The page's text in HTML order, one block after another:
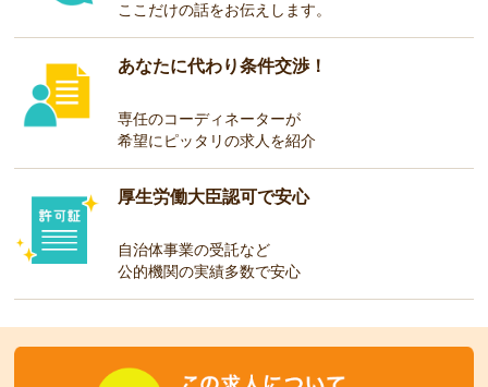
ここだけの話をお伝えします。
あなたに代わり条件交渉！
専任のコーディネーターが
希望にピッタリの求人を紹介
厚生労働大臣認可で安心
自治体事業の受託など
公的機関の実績多数で安心